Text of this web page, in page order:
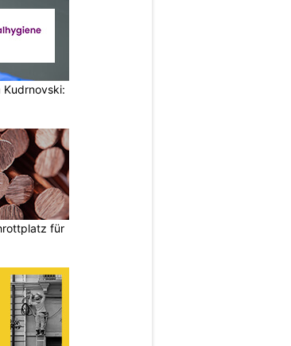
Huawei Consumer Business
Head of Business Development
Kudrnovski:
für